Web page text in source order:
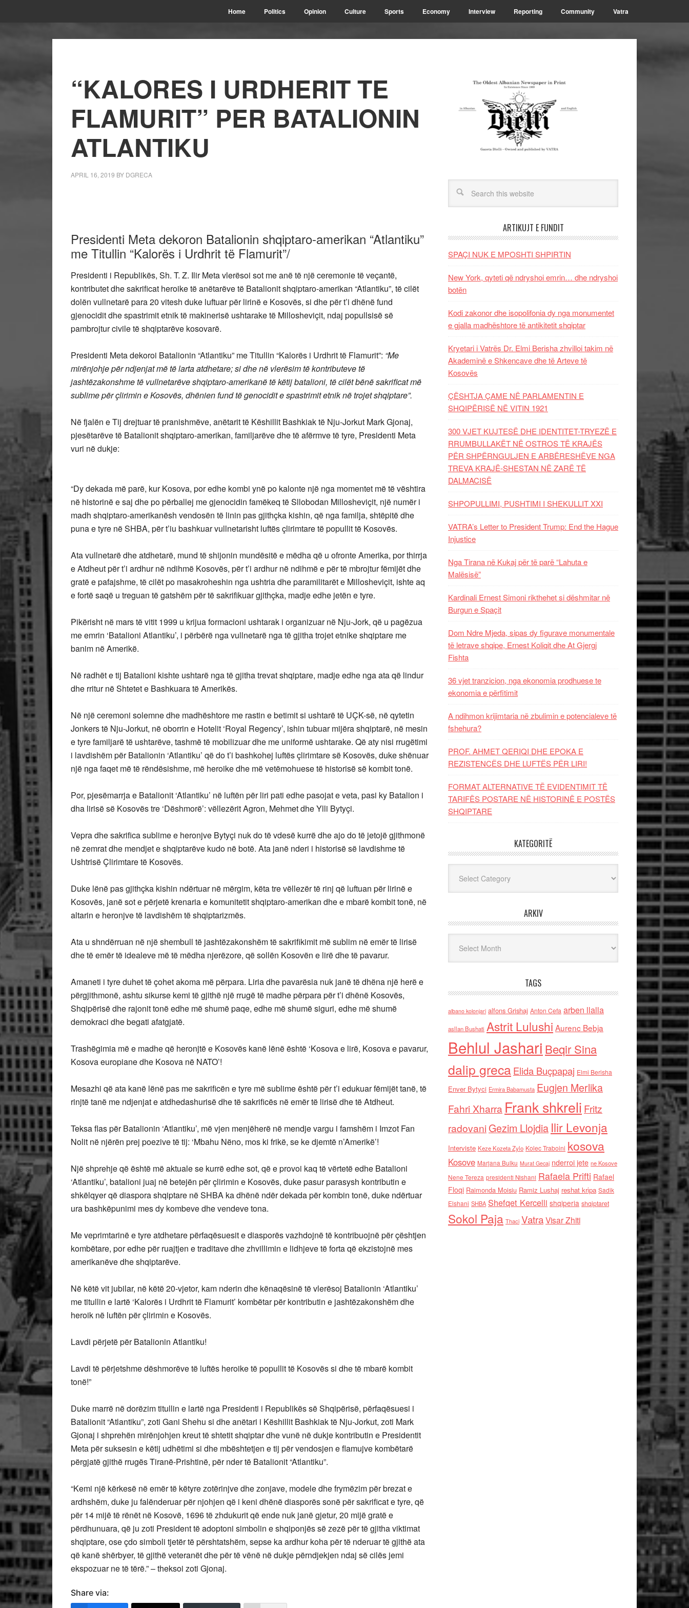
Home Politics Opinion Culture Sports Economy Interview Reporting Community Vatra
“KALORES I URDHERIT TE
FLAMURIT” PER BATALIONIN
ATLANTIKU
APRIL 16, 2019 BY DGRECA
Presidenti Meta dekoron Batalionin shqiptaro-amerikan “Atlantiku”
me Titullin “Kalorës i Urdhrit të Flamurit”/
Presidenti i Republikës, Sh. T. Z. Ilir Meta vlerësoi sot me anë të një ceremonie të veçantë,
kontributet dhe sakrificat heroike të anëtarëve të Batalionit shqiptaro-amerikan “Atlantiku”, të cilët
dolën vullnetarë para 20 vitesh duke luftuar për lirinë e Kosovës, si dhe për t’i dhënë fund
gjenocidit dhe spastrimit etnik të makinerisë ushtarake të Millosheviçit, ndaj popullsisë së
pambrojtur civile të shqiptarëve kosovarë.
Presidenti Meta dekoroi Batalionin “Atlantiku” me Titullin “Kalorës i Urdhrit të Flamurit”: “Me
mirënjohje për ndjenjat më të larta atdhetare; si dhe në vlerësim të kontributeve të
jashtëzakonshme të vullnetarëve shqiptaro-amerikanë të këtij batalioni, të cilët bënë sakrificat më
sublime për çlirimin e Kosovës, dhënien fund të genocidit e spastrimit etnik në trojet shqiptare”.
Në fjalën e Tij drejtuar të pranishmëve, anëtarit të Këshillit Bashkiak të Nju-Jorkut Mark Gjonaj,
pjesëtarëve të Batalionit shqiptaro-amerikan, familjarëve dhe të afërmve të tyre, Presidenti Meta
vuri në dukje:
“Dy dekada më parë, kur Kosova, por edhe kombi ynë po kalonte një nga momentet më të vështira
në historinë e saj dhe po përballej me gjenocidin famëkeq të Sllobodan Millosheviçit, një numër i
madh shqiptaro-amerikanësh vendosën të linin pas gjithçka kishin, që nga familja, shtëpitë dhe
puna e tyre në SHBA, për t’iu bashkuar vullnetarisht luftës çlirimtare të popullit të Kosovës.
Ata vullnetarë dhe atdhetarë, mund të shijonin mundësitë e mëdha që u ofronte Amerika, por thirrja
e Atdheut për t’i ardhur në ndihmë Kosovës, për t’i ardhur në ndihmë e për të mbrojtur fëmijët dhe
gratë e pafajshme, të cilët po masakroheshin nga ushtria dhe paramilitarët e Millosheviçit, ishte aq
e fortë saqë u treguan të gatshëm për të sakrifikuar gjithçka, madje edhe jetën e tyre.
Pikërisht në mars të vitit 1999 u krijua formacioni ushtarak i organizuar në Nju-Jork, që u pagëzua
me emrin ‘Batalioni Atlantiku’, i përbërë nga vullnetarë nga të gjitha trojet etnike shqiptare me
banim në Amerikë.
Në radhët e tij Batalioni kishte ushtarë nga të gjitha trevat shqiptare, madje edhe nga ata që lindur
dhe rritur në Shtetet e Bashkuara të Amerikës.
Në një ceremoni solemne dhe madhështore me rastin e betimit si ushtarë të UÇK-së, në qytetin
Jonkers të Nju-Jorkut, në oborrin e Hotelit ‘Royal Regency’, ishin tubuar mijëra shqiptarë, në mesin
e tyre familjarë të ushtarëve, tashmë të mobilizuar dhe me uniformë ushtarake. Që aty nisi rrugëtimi
i lavdishëm për Batalionin ‘Atlantiku’ që do t’i bashkohej luftës çlirimtare së Kosovës, duke shënuar
një nga faqet më të rëndësishme, më heroike dhe më vetëmohuese të historisë së kombit tonë.
Por, pjesëmarrja e Batalionit ‘Atlantiku’ në luftën për liri pati edhe pasojat e veta, pasi ky Batalion i
dha lirisë së Kosovës tre ‘Dëshmorë’: vëllezërit Agron, Mehmet dhe Ylli Bytyçi.
Vepra dhe sakrifica sublime e heronjve Bytyçi nuk do të vdesë kurrë dhe ajo do të jetojë gjithmonë
në zemrat dhe mendjet e shqiptarëve kudo në botë. Ata janë nderi i historisë së lavdishme të
Ushtrisë Çlirimtare të Kosovës.
Duke lënë pas gjithçka kishin ndërtuar në mërgim, këta tre vëllezër të rinj që luftuan për lirinë e
Kosovës, janë sot e përjetë krenaria e komunitetit shqiptaro-amerikan dhe e mbarë kombit tonë, në
altarin e heronjve të lavdishëm të shqiptarizmës.
Ata u shndërruan në një shembull të jashtëzakonshëm të sakrifikimit më sublim në emër të lirisë
dhe të emër të idealeve më të mëdha njerëzore, që sollën Kosovën e lirë dhe të pavarur.
Amaneti i tyre duhet të çohet akoma më përpara. Liria dhe pavarësia nuk janë të dhëna një herë e
përgjithmonë, ashtu sikurse kemi të gjithë një rrugë të madhe përpara për t’i dhënë Kosovës,
Shqipërisë dhe rajonit tonë edhe më shumë paqe, edhe më shumë siguri, edhe më shumë
demokraci dhe begati afatgjatë.
Trashëgimia më e madhe që heronjtë e Kosovës kanë lënë është ‘Kosova e lirë, Kosova e pavarur,
Kosova europiane dhe Kosova në NATO’!
Mesazhi që ata kanë lënë pas me sakrificën e tyre më sublime është për t’i edukuar fëmijët tanë, të
rinjtë tanë me ndjenjat e atdhedashurisë dhe të sakrificës në emër të lirisë dhe të Atdheut.
Teksa flas për Batalionin ‘Atlantiku’, më vjen menjëherë në mendje vargu i famshëm i Imzot Fan
Nolit në njërën prej poezive të tij: ‘Mbahu Nëno, mos ki frikë, se ke djemtë n’Amerikë’!
Një shprehje që është më aktuale se kurrë edhe sot, që e provoi kaq të vërtetë edhe Batalioni
‘Atlantiku’, batalioni juaj në betejën për çlirimin e Kosovës, duke pasur parasysh kontributin e
shkëlqyer që diaspora shqiptare në SHBA ka dhënë ndër dekada për kombin tonë, duke ndërtuar
ura bashkëpunimi mes dy kombeve dhe vendeve tona.
Me veprimtarinë e tyre atdhetare përfaqësuesit e diasporës vazhdojnë të kontribuojnë për çështjen
kombëtare, por edhe për ruajtjen e traditave dhe zhvillimin e lidhjeve të forta që ekzistojnë mes
amerikanëve dhe shqiptarëve.
Në këtë vit jubilar, në këtë 20-vjetor, kam nderin dhe kënaqësinë të vlerësoj Batalionin ‘Atlantiku’
me titullin e lartë ‘Kalorës i Urdhrit të Flamurit’ kombëtar për kontributin e jashtëzakonshëm dhe
heroik në luftën për çlirimin e Kosovës.
Lavdi përjetë për Batalionin Atlantiku!
Lavdi të përjetshme dëshmorëve të luftës heroike të popullit të Kosovës si dhe të mbarë kombit
tonë!”
Duke marrë në dorëzim titullin e lartë nga Presidenti i Republikës së Shqipërisë, përfaqësuesi i
Batalionit “Atlantiku”, zoti Gani Shehu si dhe anëtari i Këshillit Bashkiak të Nju-Jorkut, zoti Mark
Gjonaj i shprehën mirënjohjen kreut të shtetit shqiptar dhe vunë në dukje kontributin e Presidentit
Meta për suksesin e këtij udhëtimi si dhe mbështetjen e tij për vendosjen e flamujve kombëtarë
përgjatë gjithë rrugës Tiranë-Prishtinë, për nder të Batalionit “Atlantiku”.
“Kemi një kërkesë në emër të këtyre zotërinjve dhe zonjave, modele dhe frymëzim për brezat e
ardhshëm, duke ju falënderuar për njohjen që i keni dhënë diasporës sonë për sakrificat e tyre, që
për 14 mijë të rënët në Kosovë, 1696 të zhdukurit që ende nuk janë gjetur, 20 mijë gratë e
përdhunuara, që ju zoti President të adoptoni simbolin e shqiponjës së zezë për të gjitha viktimat
shqiptare, ose çdo simboli tjetër të përshtatshëm, sepse ka ardhur koha për të nderuar të gjithë ata
që kanë shërbyer, të gjithë veteranët dhe për të vënë në dukje përndjekjen ndaj së cilës jemi
ekspozuar ne të tërë.” – theksoi zoti Gjonaj.
Share via:
ARTIKUJT E FUNDIT
SPAÇI NUK E MPOSHTI SHPIRTIN
New York, qyteti që ndryshoi emrin… dhe ndryshoi
botën
Kodi zakonor dhe isopolifonia dy nga monumentet
e gjalla madhështore të antikitetit shqiptar
Kryetari i Vatrës Dr. Elmi Berisha zhvilloi takim në
Akademinë e Shkencave dhe të Arteve të
Kosovës
ÇËSHTJA ÇAME NË PARLAMENTIN E
SHQIPËRISË NË VITIN 1921
300 VJET KUJTESË DHE IDENTITET-TRYEZË E
RRUMBULLAKËT NË OSTROS TË KRAJËS
PËR SHPËRNGULJEN E ARBËRESHËVE NGA
TREVA KRAJË-SHESTAN NË ZARË TË
DALMACISË
SHPOPULLIMI, PUSHTIMI I SHEKULLIT XXI
VATRA’s Letter to President Trump: End the Hague
Injustice
Nga Tirana në Kukaj për të parë “Lahuta e
Malësisë”
Kardinali Ernest Simoni rikthehet si dëshmitar në
Burgun e Spaçit
Dom Ndre Mjeda, sipas dy figurave monumentale
të letrave shqipe, Ernest Koliqit dhe At Gjergj
Fishta
36 vjet tranzicion, nga ekonomia prodhuese te
ekonomia e përfitimit
A ndihmon krijimtaria në zbulimin e potencialeve të
fshehura?
PROF. AHMET QERIQI DHE EPOKA E
REZISTENCЁS DHE LUFTЁS PЁR LIRI!
FORMAT ALTERNATIVE TË EVIDENTIMIT TË
TARIFËS POSTARE NË HISTORINË E POSTËS
SHQIPTARE
KATEGORITË
ARKIV
TAGS
albano kolonjari alfons Grishaj Anton Cefa arben llalla
asllan Bushati Astrit Lulushi Aurenc Bebja
Behlul Jashari Beqir Sina
dalip grecaElida Buçpapaj Elmi Berisha
Enver Bytyci Ermira Babamusta Eugjen Merlika
Fahri Xharra Frank shkreli Fritz
radovaniGezim Llojdia Ilir Levonja
Interviste Keze Kozeta Zylo Kolec Traboini kosova
Kosove Marjana Bulku Murat Gecaj nderroi jete ne Kosove
Nene Tereza presidenti Nishani Rafaela Prifti Rafael
Floqi Raimonda Moisiu Ramiz Lushaj reshat kripa Sadik
Elshani SHBA Shefqet Kercelli shqiperia shqiptaret
Sokol Paja Thaci VatraVisar Zhiti